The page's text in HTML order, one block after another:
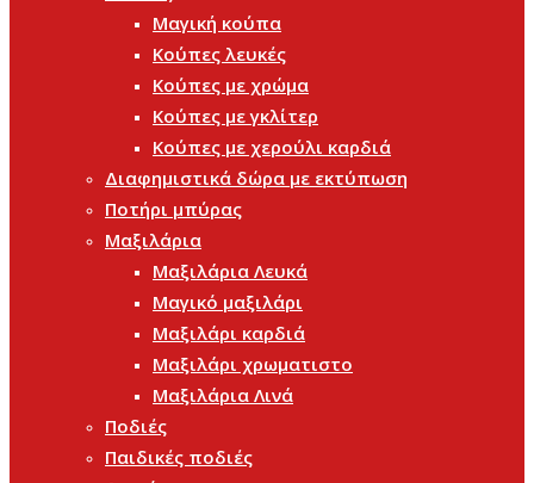
Μαγική κούπα
Κούπες λευκές
Κούπες με χρώμα
Κούπες με γκλίτερ
Κούπες με χερούλι καρδιά
Διαφημιστικά δώρα με εκτύπωση
Ποτήρι μπύρας
Μαξιλάρια
Μαξιλάρια Λευκά
Μαγικό μαξιλάρι
Μαξιλάρι καρδιά
Μαξιλάρι χρωματιστο
Μαξιλάρια Λινά
Ποδιές
Παιδικές ποδιές